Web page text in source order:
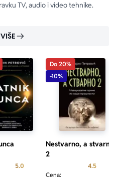
TV, audio i video tehnike.
5.0 od 5
5.0 Prosecna ocena je 5.0 od 5
Do 20%
-10%
Nestvarno, a stvarno
2
4.5
Cena: